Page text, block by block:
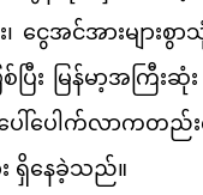
ငွေအင်အားများစွ
ြီး မြန်မာ့အကြီးဆုံ
ေါ်ပေါက်လာကတည်း
ရှိနေခဲ့သည်။